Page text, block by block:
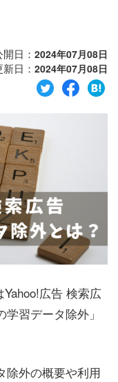
日： 2024年07月08日
日： 2024年07月08日
広告 検索広
習データ除外」
除外の概要や利用